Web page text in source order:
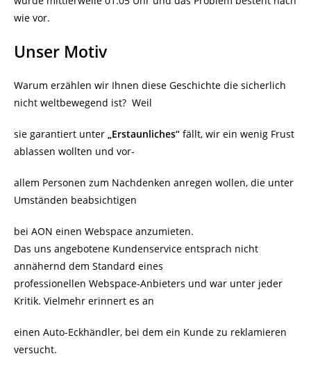
wie vor.
Unser Motiv
Warum erzählen wir Ihnen diese Geschichte die sicherlich
nicht weltbewegend ist? Weil
sie garantiert unter „Erstaunliches“ fällt, wir ein wenig Frust
ablassen wollten und vor-
allem Personen zum Nachdenken anregen wollen, die unter
Umständen beabsichtigen
bei AON einen Webspace anzumieten.
Das uns angebotene Kundenservice entsprach nicht
annähernd dem Standard eines
professionellen Webspace-Anbieters und war unter jeder
Kritik. Vielmehr erinnert es an
einen Auto-Eckhändler, bei dem ein Kunde zu reklamieren
versucht.